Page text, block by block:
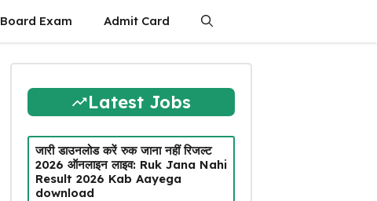
Board Exam Admit Card
Latest Jobs
जारी डाउनलोड करें रुक जाना नहीं रिजल्ट
2026 ऑनलाइन लाइव: Ruk Jana Nahi
Result 2026 Kab Aayega
download